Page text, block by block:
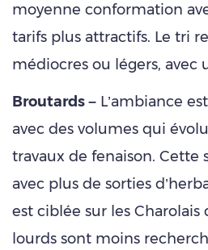
moyenne conformation
tarifs plus attractifs. Le tri
médiocres ou légers, avec
Broutards – L’ambiance
avec des volumes qui
travaux de fenaison. Cette
avec plus de sorties
est ciblée sur les
lourds sont moins